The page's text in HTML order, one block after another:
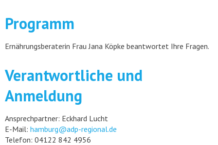
Programm
Ernährungsberaterin Frau Jana Köpke beantwortet Ihre Fragen.
Verantwortliche und
Anmeldung
Ansprechpartner: Eckhard Lucht
E-Mail: hamburg@adp-regional.de
Telefon: 04122 842 4956